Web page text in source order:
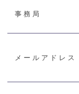
事務局
メールアドレス